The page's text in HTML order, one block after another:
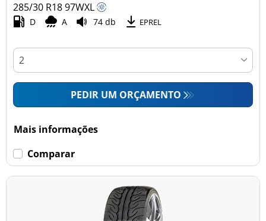
285/30 R1897WXL
D A 74 db EPREL
PEDIR UM ORÇAMENTO
Mais informações
Comparar